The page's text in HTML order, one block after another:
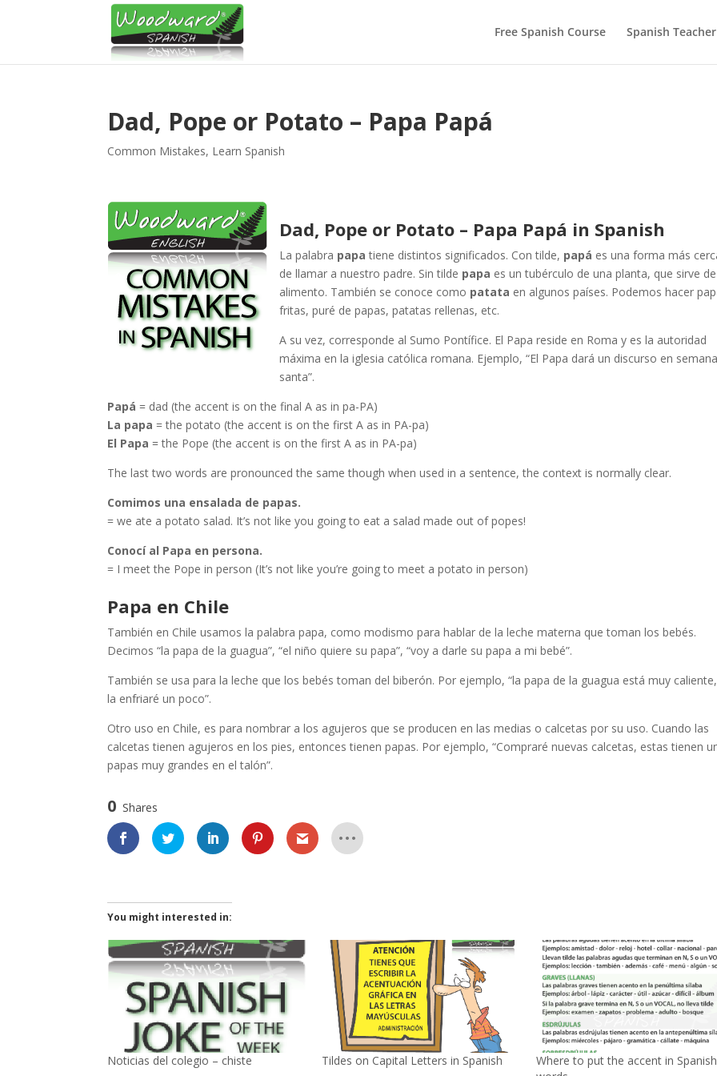
Free Spanish Course Spanish
Dad, Pope or Potato – Papa Papá
Common Mistakes, Learn Spanish
Dad, Pope or Potato – Papa Papá in Spanish
La palabra papa tiene distintos significados. Con tilde, papá es una forma más
de llamar a nuestro padre. Sin tilde papa es un tubérculo de una planta, que sirve de
alimento. También se conoce como patata en algunos países. Podemos hacer
fritas, puré de papas, patatas rellenas, etc.
A su vez, corresponde al Sumo Pontífice. El Papa reside en Roma y es la autoridad
máxima en la iglesia católica romana. Ejemplo, “El Papa dará un discurso en
santa”.
Papá = dad (the accent is on the final A as in pa-PA)
La papa = the potato (the accent is on the first A as in PA-pa)
El Papa = the Pope (the accent is on the first A as in PA-pa)
The last two words are pronounced the same though when used in a sentence, the context is normally clear.
Comimos una ensalada de papas.
= we ate a potato salad. It’s not like you going to eat a salad made out of popes!
Conocí al Papa en persona.
= I meet the Pope in person (It’s not like you’re going to meet a potato in person)
Papa en Chile
También en Chile usamos la palabra papa, como modismo para hablar de la leche materna que toman los bebés.
Decimos “la papa de la guagua”, “el niño quiere su papa”, “voy a darle su papa a mi bebé”.
También se usa para la leche que los bebés toman del biberón. Por ejemplo, “la papa de la guagua está muy
la enfriaré un poco”.
Otro uso en Chile, es para nombrar a los agujeros que se producen en las medias o calcetas por su uso. Cuando las
calcetas tienen agujeros en los pies, entonces tienen papas. Por ejemplo, “Compraré nuevas calcetas, estas tienen
papas muy grandes en el talón”.
0 Shares
You might interested in:
Noticias del colegio – chiste Tildes on Capital Letters in Spanish
Where to put the accent in Spanish